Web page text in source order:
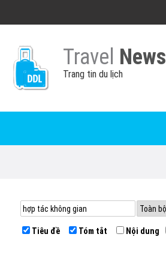
Travel News
Trang tin du lịch
Tiêu đề Tóm tắt Nội dung